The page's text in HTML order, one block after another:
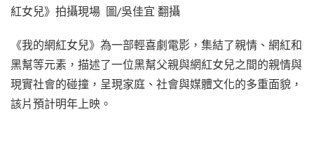
紅女兒》拍攝現場 圖/吳佳宜 翻攝
《我的網紅女兒》為一部輕喜劇電影，集結了親情、網紅和
黑幫等元素，描述了一位黑幫父親與網紅女兒之間的親情與
現實社會的碰撞，呈現家庭、社會與媒體文化的多重面貌，
該片預計明年上映。